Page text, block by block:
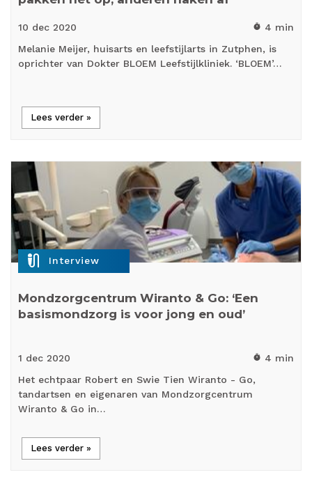
10 dec 2020 timer 4 min
Melanie Meijer, huisarts en leefstijlarts in Zutphen, is
oprichter van Dokter BLOEM Leefstijlkliniek. ‘BLOEM’…
Lees verder »
mic_external_on Interview
Mondzorgcentrum Wiranto & Go: ‘Een
basismondzorg is voor jong en oud’
1 dec 2020 timer 4 min
Het echtpaar Robert en Swie Tien Wiranto - Go,
tandartsen en eigenaren van Mondzorgcentrum
Wiranto & Go in…
Lees verder »